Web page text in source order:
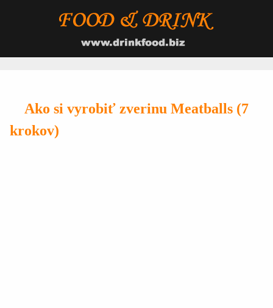
Ako si vyrobiť zverinu Meatballs (7
krokov)